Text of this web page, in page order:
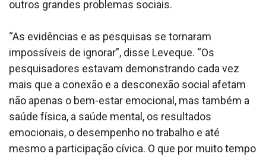
outros grandes problemas sociais.
“As evidências e as pesquisas se tornaram
impossíveis de ignorar”, disse Leveque. “Os
pesquisadores estavam demonstrando cada vez
mais que a conexão e a desconexão social afetam
não apenas o bem-estar emocional, mas também a
saúde física, a saúde mental, os resultados
emocionais, o desempenho no trabalho e até
mesmo a participação cívica. O que por muito tempo